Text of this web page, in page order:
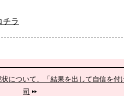
チラ
について、「結果を出して自信を付
司